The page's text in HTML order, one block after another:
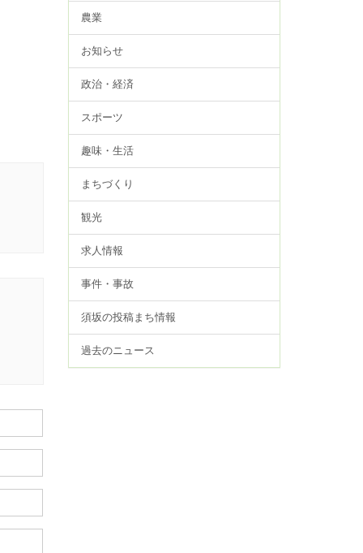
農業
お知らせ
政治・経済
スポーツ
趣味・生活
まちづくり
観光
求人情報
事件・事故
須坂の投稿まち情報
過去のニュース